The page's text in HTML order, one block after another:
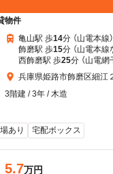
物件
亀山駅 歩14分 （山電本線）
飾磨駅 歩15分 （山電本線
西飾磨駅 歩25分 （山電網
兵庫県姫路市飾磨区細江
3階建 / 3年 / 木造
あり 宅配ボックス
5.7万円